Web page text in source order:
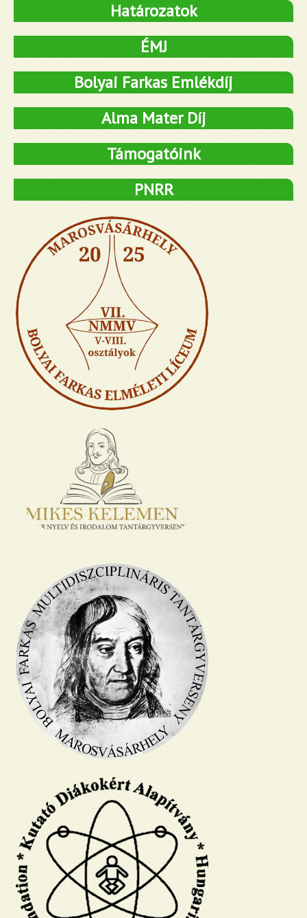
Határozatok
ÉMJ
Bolyai Farkas Emlékdíj
Alma Mater Díj
Támogatóink
PNRR